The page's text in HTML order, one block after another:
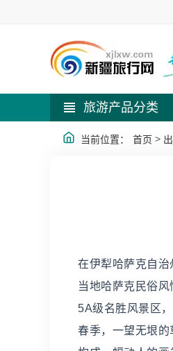
旅游产品分类
当前位置： 首页 >
在伊犁哈萨克自
当地哈萨克民俗
5A级名胜风景区
春季，一望无垠的